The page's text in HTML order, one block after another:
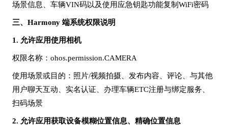
场景信息、车辆VIN码以及使用应急钥匙功能复制WiFi密码
三、 Harmony 端系统权限说明
1. 允许应用使用相机
权限名称： ohos.permission.CAMERA
使用场景或目的 ：照片/视频拍摄、发布内容、评论、与其他
用户聊天互动、实名认证、办理车辆ETC注册与绑定服务、
扫码场景
2. 允许应用获取设备模糊位置信息、精确位置信息